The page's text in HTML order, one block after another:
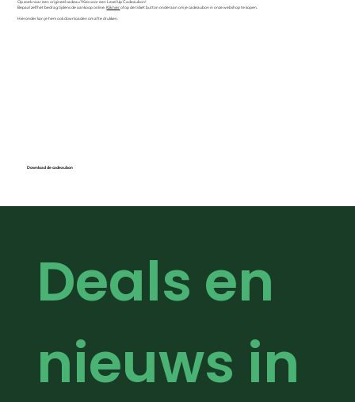
Op zoek naar een origineel cadeau? Kies voor een Level Up Cadeaubon!
Bepaal zelf het bedrag tijdens de aankoop online.Klik hierof op de ticket button onderaan om je cadeaubon in onze webshop te kopen.
Hieronder kan je hem ook downloaden om af te drukken.
Download de cadeaubon
Deals en
nieuws in